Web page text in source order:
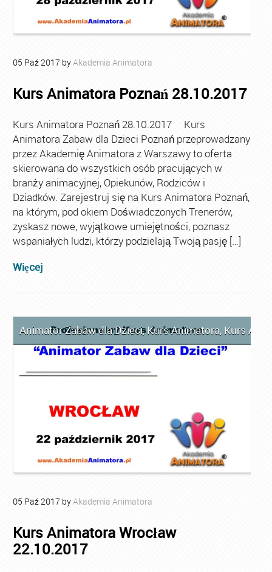
05 Paź2017 byAkademia Animatora
Kurs Animatora Poznań 28.10.2017
Kurs Animatora Poznań 28.10.2017 Kurs
Animatora Zabaw dla Dzieci Poznań przeprowadzany
przez Akademię Animatora z Warszawy to oferta
skierowana do wszystkich osób pracujących w
branży animacyjnej, Opiekunów, Rodziców i
Dziadków. Zarejestruj się na Kurs Animatora Poznań,
na którym, pod okiem Doświadczonych Trenerów,
zyskasz nowe, wyjątkowe umiejętności, poznasz
wspaniałych ludzi, którzy podzielają Twoją pasję […]
Więcej
Animator Zabaw dla Dzieci,Kurs Animatora, Kurs
05 Paź2017 byAkademia Animatora
Kurs Animatora Wrocław
22.10.2017